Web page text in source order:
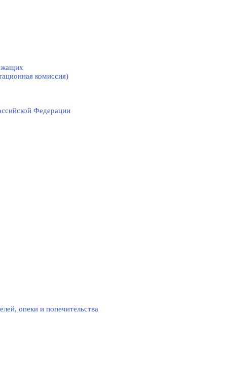
комиссия)
Федерации
опеки и попечительства